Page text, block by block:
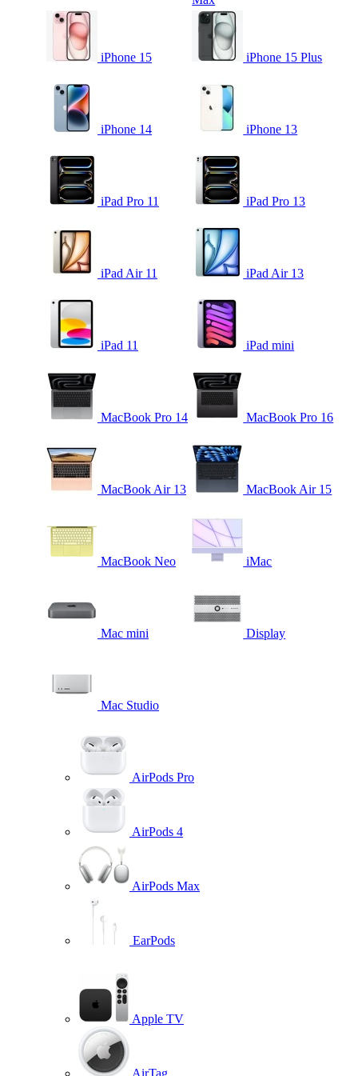
iPhone 15 iPhone 15 Plus
iPhone 14 iPhone 13
iPad Pro 11 iPad Pro 13
iPad Air 11 iPad Air 13
iPad 11 iPad mini
MacBook Pro 14 MacBook Pro 16
MacBook Air 13 MacBook Air 15
MacBook Neo iMac
Mac mini Display
Mac Studio
AirPods Pro
AirPods 4
AirPods Max
EarPods
Apple TV